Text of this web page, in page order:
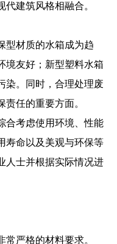
建筑风格相融合。
型材质的水箱成为趋
境友好；新型塑料水箱
染。同时，合理处理废
任的重要方面。
合考虑使用环境、性能
寿命以及美观与环保等
人士并根据实际情况进
严格的材料要求。